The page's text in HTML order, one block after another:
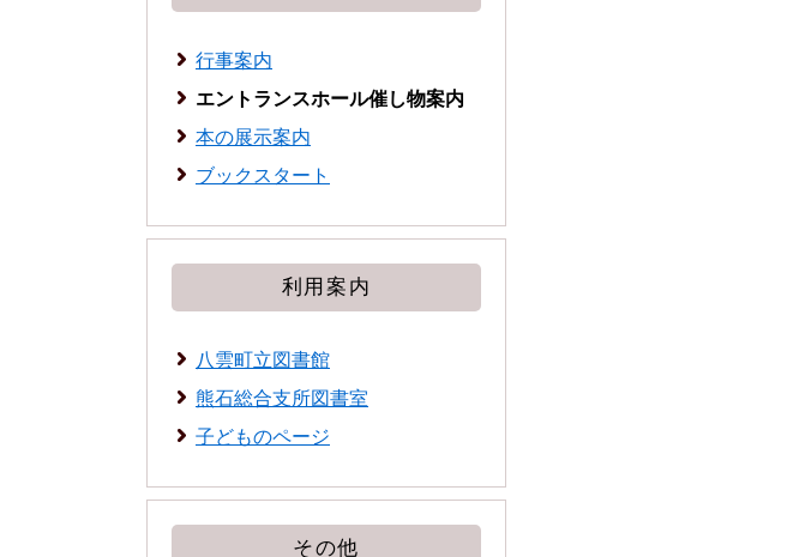
行事案内
エントランスホール催し物案内
本の展示案内
ブックスタート
利用案内
八雲町立図書館
熊石総合支所図書室
子どものページ
その他